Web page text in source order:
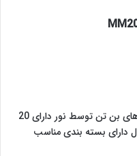
سایر توضیحاتقابلیت ایجاد اسلاید های بن تن توسط نور دارای 20
دارای بسته بندی مناسب